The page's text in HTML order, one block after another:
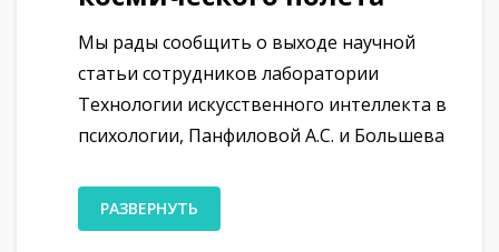
Мы рады сообщить о выходе научной
статьи сотрудников лаборатории
Технологии искусственного интеллекта в
психологии, Панфиловой А.С. и Большева
РАЗВЕРНУТЬ